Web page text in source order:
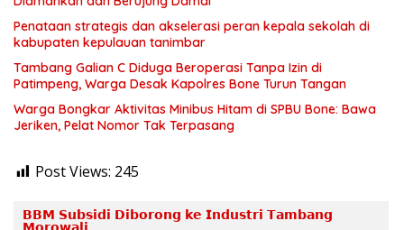
Penataan strategis dan akselerasi peran kepala sekolah di
kabupaten kepulauan tanimbar
Tambang Galian C Diduga Beroperasi Tanpa Izin di
Patimpeng, Warga Desak Kapolres Bone Turun Tangan
Warga Bongkar Aktivitas Minibus Hitam di SPBU Bone: Bawa
Jeriken, Pelat Nomor Tak Terpasang
Post Views: 245
𝗕𝗕𝗠 𝗦𝘂𝗯𝘀𝗶𝗱𝗶 𝗗𝗶𝗯𝗼𝗿𝗼𝗻𝗴 𝗸𝗲 𝗜𝗻𝗱𝘂𝘀𝘁𝗿𝗶 𝗧𝗮𝗺𝗯𝗮𝗻𝗴